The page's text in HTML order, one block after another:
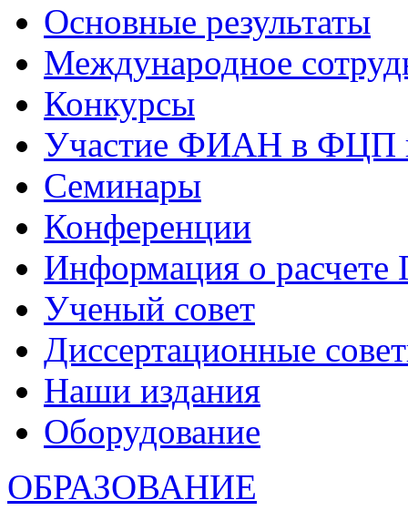
Основные результаты
Международное
Конкурсы
Участие ФИАН в ФЦП
Семинары
Конференции
Информация о
Ученый совет
Диссертационные
Наши издания
Оборудование
ОБРАЗОВАНИЕ